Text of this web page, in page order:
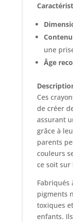
une
Âge
Ces
de créer
assurant
grâce à
parents
couleurs
ce soit sur
Fabriqués
pigments
toxiques
enfants.